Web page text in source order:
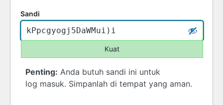
Sandi
Kuat
Penting: Anda butuh sandi ini untuk
log masuk. Simpanlah di tempat yang aman.